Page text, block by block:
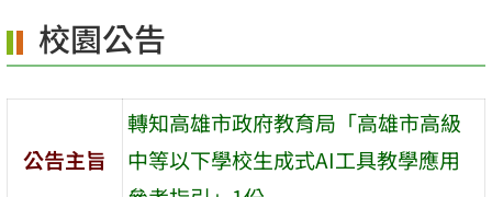
區
校園公告
公告主旨
轉知高雄市政府教育局「高雄市高級
中等以下學校生成式AI工具教學應用